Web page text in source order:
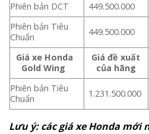
Phiên bản DCT
449.500.000
Phiên bản Tiêu
Chuẩn
449.500.000
Giá xe Honda
Gold Wing
Giá đề xuất
của hãng
Phiên bản Tiêu
Chuẩn
1.231.500.000
Lưu ý: các giá xe Honda mới